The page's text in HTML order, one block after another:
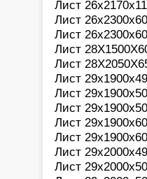
Лист
Лист
Лист
Лист
Лист
Лист
Лист
Лист
Лист
Лист
Лист
Лист